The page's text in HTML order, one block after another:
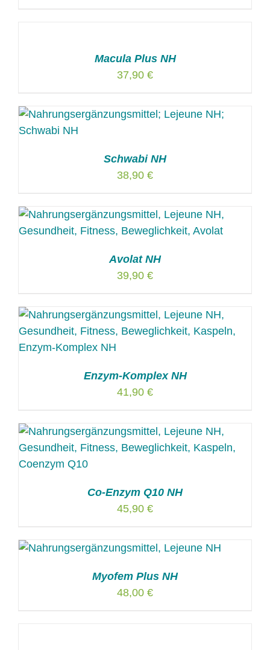
Macula Plus NH
37,90 €
Schwabi NH
38,90 €
Avolat NH
39,90 €
Enzym-Komplex NH
41,90 €
Co-Enzym Q10 NH
45,90 €
Myofem Plus NH
48,00 €